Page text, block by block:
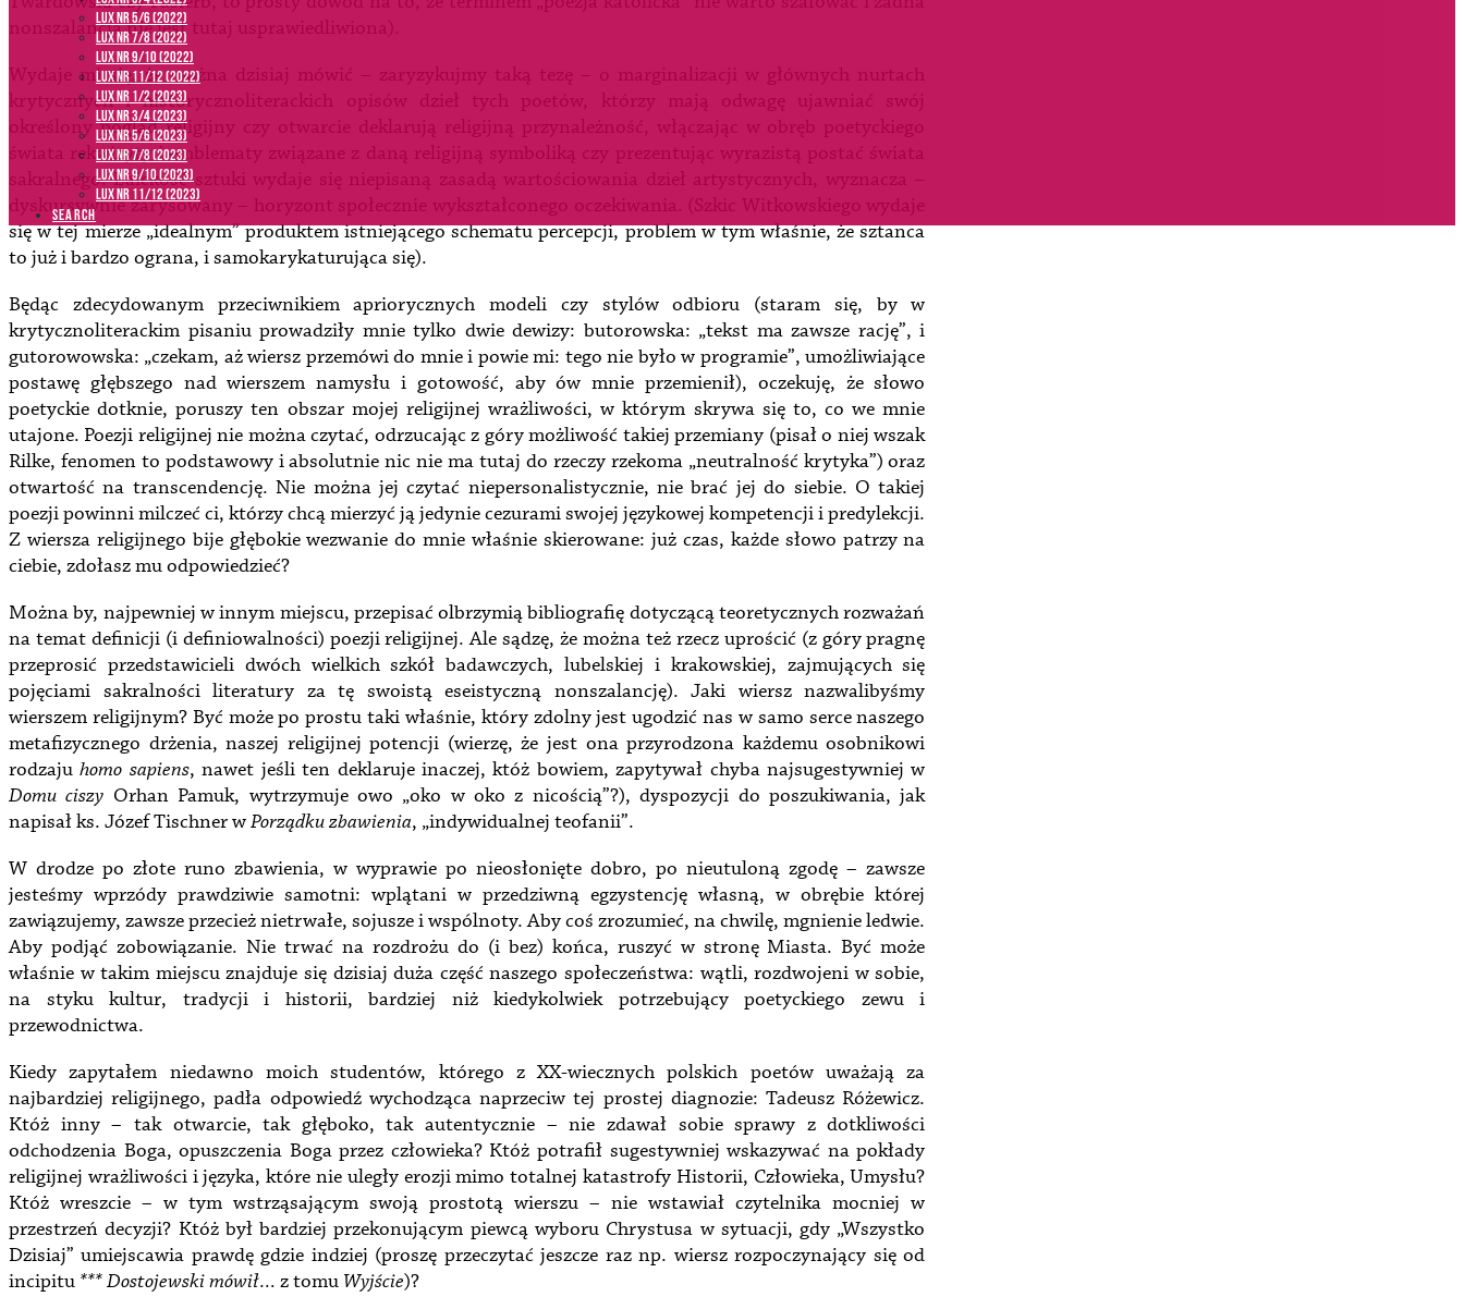
LUX NR 5/6 (2022)
LUX NR 7/8 (2022)
LUX nr 9/10 (2022)
LUX NR 11/12 (2022)
LUX NR 1/2 (2023)
LUX NR 3/4 (2023)
LUX NR 5/6 (2023)
LUX NR 7/8 (2023)
LUX NR 9/10 (2023)
LUX NR 11/12 (2023)
SEARCH
nonszalancja nie jest tutaj usprawiedliwiona).
Wydaje mi się, że można dzisiaj mówić – zaryzykujmy taką tezę – o marginalizacji w głównych nurtach
krytycznych i historycznoliterackich opisów dzieł tych poetów, którzy mają odwagę ujawniać swój
określony pogląd religijny czy otwarcie deklarują religijną przynależność, włączając w obręb poetyckiego
świata rekwizyty i emblematy związane z daną religijną symboliką czy prezentując wyrazistą postać świata
sakralnego. Laickość sztuki wydaje się niepisaną zasadą wartościowania dzieł artystycznych, wyznacza –
dyskursywnie zarysowany – horyzont społecznie wykształconego oczekiwania. (Szkic Witkowskiego wydaje
się w tej mierze „idealnym” produktem istniejącego schematu percepcji, problem w tym właśnie, że sztanca
to już i bardzo ograna, i samokarykaturująca się).
Będąc zdecydowanym przeciwnikiem apriorycznych modeli czy stylów odbioru (staram się, by w
krytycznoliterackim pisaniu prowadziły mnie tylko dwie dewizy: butorowska: „tekst ma zawsze rację”, i
gutorowowska: „czekam, aż wiersz przemówi do mnie i powie mi: tego nie było w programie”, umożliwiające
postawę głębszego nad wierszem namysłu i gotowość, aby ów mnie przemienił), oczekuję, że słowo
poetyckie dotknie, poruszy ten obszar mojej religijnej wrażliwości, w którym skrywa się to, co we mnie
utajone. Poezji religijnej nie można czytać, odrzucając z góry możliwość takiej przemiany (pisał o niej wszak
Rilke, fenomen to podstawowy i absolutnie nic nie ma tutaj do rzeczy rzekoma „neutralność krytyka”) oraz
otwartość na transcendencję. Nie można jej czytać niepersonalistycznie, nie brać jej do siebie. O takiej
poezji powinni milczeć ci, którzy chcą mierzyć ją jedynie cezurami swojej językowej kompetencji i predylekcji.
Z wiersza religijnego bije głębokie wezwanie do mnie właśnie skierowane: już czas, każde słowo patrzy na
ciebie, zdołasz mu odpowiedzieć?
Można by, najpewniej w innym miejscu, przepisać olbrzymią bibliografię dotyczącą teoretycznych rozważań
na temat definicji (i definiowalności) poezji religijnej. Ale sądzę, że można też rzecz uprościć (z góry pragnę
przeprosić przedstawicieli dwóch wielkich szkół badawczych, lubelskiej i krakowskiej, zajmujących się
pojęciami sakralności literatury za tę swoistą eseistyczną nonszalancję). Jaki wiersz nazwalibyśmy
wierszem religijnym? Być może po prostu taki właśnie, który zdolny jest ugodzić nas w samo serce naszego
metafizycznego drżenia, naszej religijnej potencji (wierzę, że jest ona przyrodzona każdemu osobnikowi
rodzajuhomo sapiens, nawet jeśli ten deklaruje inaczej, któż bowiem, zapytywał chyba najsugestywniej w
Domu ciszy Orhan Pamuk, wytrzymuje owo „oko w oko z nicością”?), dyspozycji do poszukiwania, jak
napisał ks. Józef Tischner wPorządku zbawienia, „indywidualnej teofanii”.
W drodze po złote runo zbawienia, w wyprawie po nieosłonięte dobro, po nieutuloną zgodę – zawsze
jesteśmy wprzódy prawdziwie samotni: wplątani w przedziwną egzystencję własną, w obrębie której
zawiązujemy, zawsze przecież nietrwałe, sojusze i wspólnoty. Aby coś zrozumieć, na chwilę, mgnienie ledwie.
Aby podjąć zobowiązanie. Nie trwać na rozdrożu do (i bez) końca, ruszyć w stronę Miasta. Być może
właśnie w takim miejscu znajduje się dzisiaj duża część naszego społeczeństwa: wątli, rozdwojeni w sobie,
na styku kultur, tradycji i historii, bardziej niż kiedykolwiek potrzebujący poetyckiego zewu i
przewodnictwa.
Kiedy zapytałem niedawno moich studentów, którego z XX-wiecznych polskich poetów uważają za
najbardziej religijnego, padła odpowiedź wychodząca naprzeciw tej prostej diagnozie: Tadeusz Różewicz.
Któż inny – tak otwarcie, tak głęboko, tak autentycznie – nie zdawał sobie sprawy z dotkliwości
odchodzenia Boga, opuszczenia Boga przez człowieka? Któż potrafił sugestywniej wskazywać na pokłady
religijnej wrażliwości i języka, które nie uległy erozji mimo totalnej katastrofy Historii, Człowieka, Umysłu?
Któż wreszcie – w tym wstrząsającym swoją prostotą wierszu – nie wstawiał czytelnika mocniej w
przestrzeń decyzji? Któż był bardziej przekonującym piewcą wyboru Chrystusa w sytuacji, gdy „Wszystko
Dzisiaj” umiejscawia prawdę gdzie indziej (proszę przeczytać jeszcze raz np. wiersz rozpoczynający się od
incipitu *** Dostojewski mówił… z tomu Wyjście)?